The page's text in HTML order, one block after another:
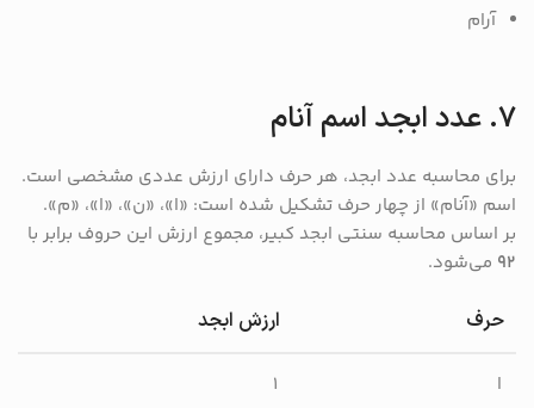
آرام
۷. عدد ابجد اسم آنام
برای محاسبه عدد ابجد، هر حرف دارای ارزش عددی مشخصی است.
اسم «آنام» از چهار حرف تشکیل شده است: «ا»، «ن»، «ا»، «م».
بر اساس محاسبه سنتی ابجد کبیر، مجموع ارزش این حروف برابر با
۹۲ می‌شود.
حرف ارزش ابجد
ا ۱